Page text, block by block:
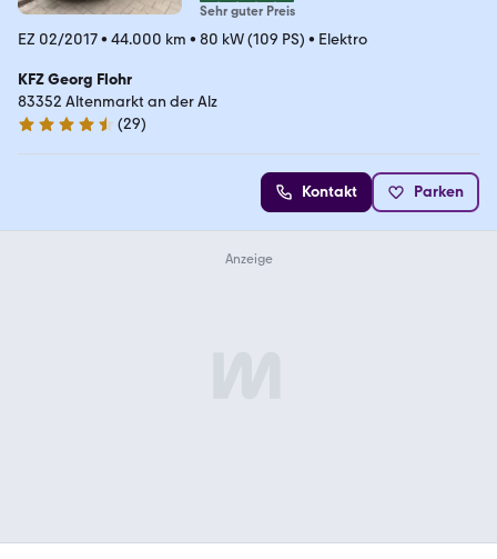
Sehr guter Preis
EZ 02/2017• 44.000 km • 80 kW (109 PS) • Elektro
KFZ Georg Flohr
83352 Altenmarkt an der Alz
4.7 Sterne
(29)
Kontakt Parken